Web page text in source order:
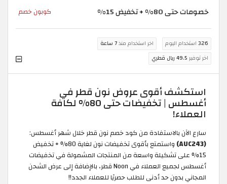
خصومات حتى 80% + تخفيض 15% كوبون خصم
326 استخدام اليوم اخر استخدام منذ7 ساعة
اخر توفير 49.5 ريال قطري
استكشف أقوى عروض نون قطر في
أغسطس | تخفيضات حتى 80% لكافة
العملاء!
سارع الآن بالاستفادة من كود خصم نون قطر خلال شهر أغسطس:
(AUC243)
واستمتع بأقوى تخفيضات نون لغاية 80% + تخفيض
15% على تشكيلة واسعة من المنتجات المشمولة في تخفيضات
أغسطس لجميع العملاء في Noon قطر، بالإضافة إلى عرض الشحن
المجاني بدون حد أدنى للطلب حصريًا للعملاء الجدد!!